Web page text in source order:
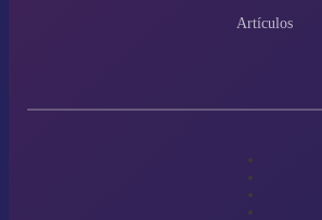
Artículos